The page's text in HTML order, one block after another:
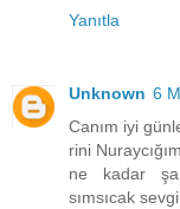
Yanıtla
Unknown 6
Canım iyi
rini
ne kadar
sımsıcak